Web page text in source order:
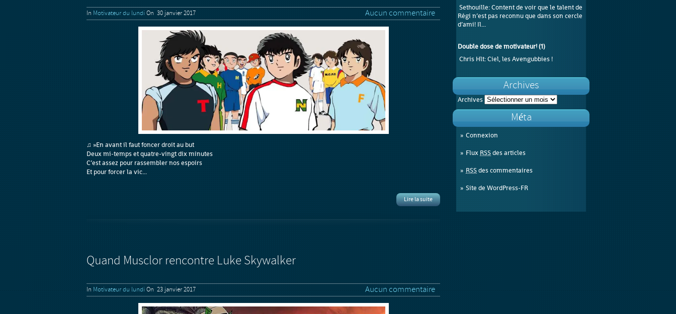
Sethouille: Content de voir que le talent de
Régi n’est pas reconnu que dans son cercle
d’ami! Il...
Double dose de motivateur!(1)
Chris Hlt: Ciel, les Avengubbies !
Archives
Archives
Méta
Connexion
Flux RSSdes articles
RSSdes commentaires
Site de WordPress-FR
Aucun commentaire
In Motivateur du lundi On 30 janvier 2017
♫ »En avant il faut foncer droit au but
Deux mi-temps et quatre-vingt dix minutes
C’est assez pour rassembler nos espoirs
Et pour forcer la vic...
Lire la suite
Quand Musclor rencontre Luke Skywalker
Aucun commentaire
In Motivateur du lundi On 23 janvier 2017